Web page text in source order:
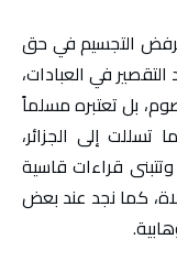
ترفض التجسيم في حق
في العبادات،
بل تعتبره مسلماً
تسللت إلى الجزائر،
قراءات قاسية
كما نجد عند بعض